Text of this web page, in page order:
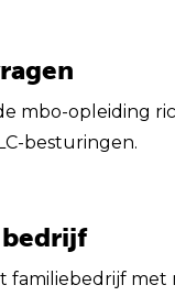
mbo-opleiding
besturingen.
familiebedrijf